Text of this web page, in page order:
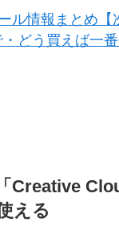
ル情報まとめ【
どう買えば一番
Creative
える